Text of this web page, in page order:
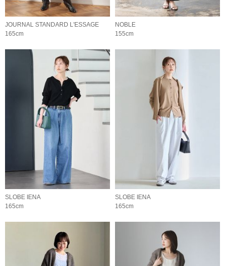
JOURNAL STANDARD L'ESSAGE
165cm
NOBLE
155cm
SLOBE IENA
165cm
SLOBE IENA
165cm